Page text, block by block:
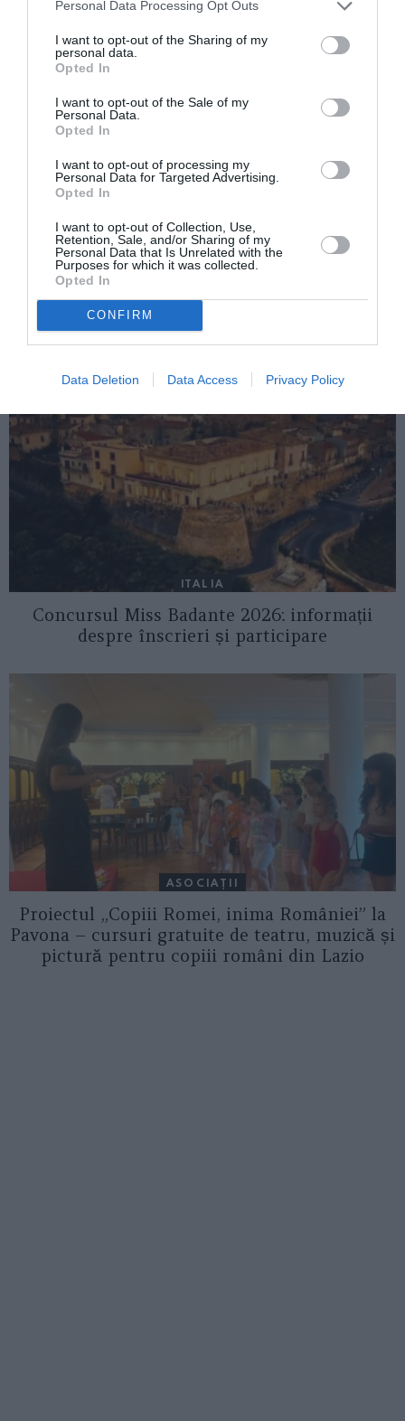
Personal Data Processing Opt Outs
I want to opt-out of the Sharing of my
personal data.
Opted In
I want to opt-out of the Sale of my
Personal Data.
Opted In
I want to opt-out of processing my
Personal Data for Targeted Advertising.
Opted In
I want to opt-out of Collection, Use,
Retention, Sale, and/or Sharing of my
Personal Data that Is Unrelated with the
Purposes for which it was collected.
Opted In
CONFIRM
Data Deletion Data Access Privacy Policy
Cioban român împușcat în Sicilia
Mihaela Rădulescu, către Dani Oţil: “Vrei să
fii soţul meu?”
Şantaj în presa românească. Şeful
„Antenelor”, după gratii
AȚI PUTEA DORI DE
ASEMENEA
ITALIA
Concursul Miss Badante 2026: informații
despre înscrieri și participare
ASOCIAŢII
Proiectul „Copiii Romei, inima României” la
Pavona – cursuri gratuite de teatru, muzică și
pictură pentru copiii români din Lazio